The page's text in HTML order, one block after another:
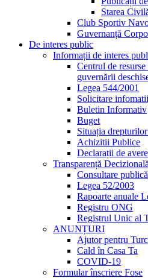
Starea
Club Sportiv
Guvernanță
De interes public
Informații de interes
Centrul de
guvernării
Legea 544/2001
Solicitare infomatii
Buletin Informativ
Buget
Situația
Achizitii Publice
Declarații de
Transparență Decizională
Consultare publică
Legea 52/2003
Rapoarte anuale
Registru ONG
Registrul Unic al
ANUNȚURI
Ajutor pentru
Cald în Casa Ta
COVID-19
Formular înscriere Fose